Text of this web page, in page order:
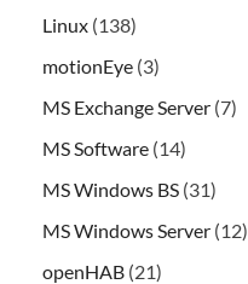
Linux (138)
motionEye (3)
MS Exchange Server (7)
MS Software (14)
MS Windows BS (31)
MS Windows Server (12)
openHAB (21)